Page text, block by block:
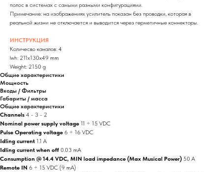
полос в системах с самыми разными конфигурациями.
Примечание: на изображениях усилитель показан без проводки, которая в
реальной жизни не отключается и выводится через герметичные коннекторы.
ИНСТРУКЦИЯ
Количесво каналов: 4
lwh: 211x130x49 mm
Weight: 2150 g
Общие характеристики
Мощность
Входы / Фильтры
Габариты / масса
Общие характеристики
Channels 4 - 3 - 2
Nominal power supply voltage 11 ÷ 15 VDC
Pulse Operating voltage 6 ÷ 16 VDC
Idling current 1.1 A
Idling current when off 0.03 mA
Consumption @ 14.4 VDC, MIN load impedance (Max Musical Power) 50 A
Remote IN 6 ÷ 15 VDC (9 mA)